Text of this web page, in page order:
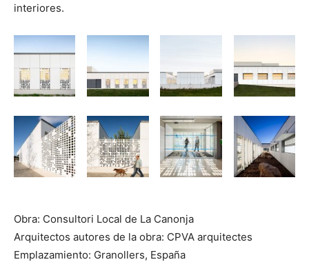
interiores.
Obra: Consultori Local de La Canonja
Arquitectos autores de la obra: CPVA arquitectes
Emplazamiento: Granollers, España